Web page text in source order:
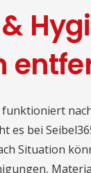
es bei
Situation